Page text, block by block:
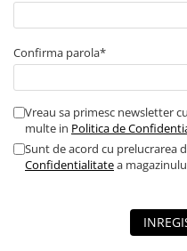
Confirma parola*
Vreau sa primesc newsletter
multe in Politica de
Sunt de acord cu prelucrarea
Confidentialitatea